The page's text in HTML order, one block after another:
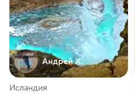
Андрей Х.
Исландия